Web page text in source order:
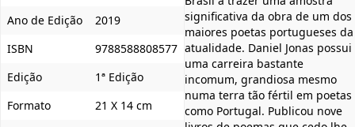
Ano de Edição
2019
ISBN
9788588808577
Edição
1ª Edição
Formato
21 X 14 cm
significativa da obra de um dos
maiores poetas portugueses da
atualidade. Daniel Jonas possui
uma carreira bastante
incomum, grandiosa mesmo
numa terra tão fértil em poetas
como Portugal. Publicou nove